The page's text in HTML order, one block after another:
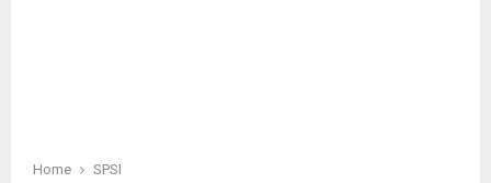
Home SPSI